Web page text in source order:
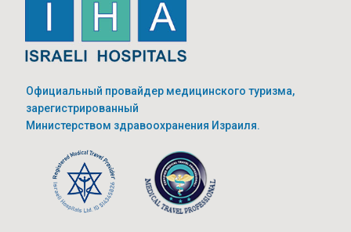
Официальный провайдер медицинского туризма,
зарегистрированный
Министерством здравоохранения Израиля.